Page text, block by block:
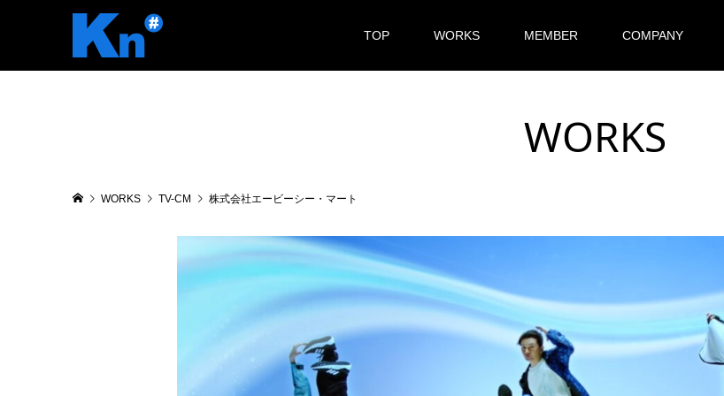
TOP WORKS MEMBER COMPANY
WORKS
WORKS TV-CM 株式会社エービーシー・マート